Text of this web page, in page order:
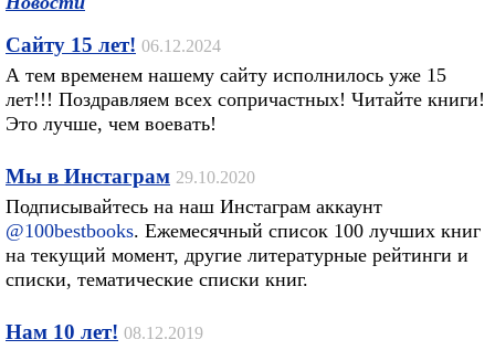
Сайту 15 лет! 06.12.2024
А тем временем нашему сайту исполнилось уже 15
лет!!! Поздравляем всех сопричастных! Читайте книги!
Это лучше, чем воевать!
Мы в Инстаграм 29.10.2020
Подписывайтесь на наш Инстаграм аккаунт
@100bestbooks. Ежемесячный список 100 лучших книг
на текущий момент, другие литературные рейтинги и
списки, тематические списки книг.
Нам 10 лет! 08.12.2019